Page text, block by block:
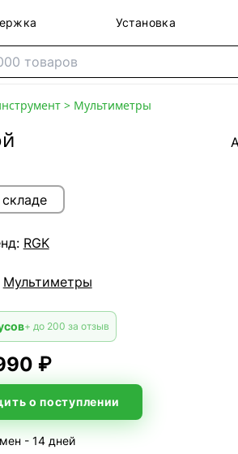
Установка
> Мультиметры
RGK
Мультиметры
+ до 200 за отзыв
₽
о поступлении
- 14 дней